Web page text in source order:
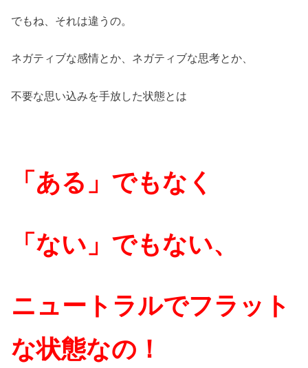
でもね、それは違うの。
ネガティブな感情とか、ネガティブな思考とか、
不要な思い込みを手放した状態とは
「ある」でもなく
「ない」でもない、
ニュートラルでフラット
な状態なの！